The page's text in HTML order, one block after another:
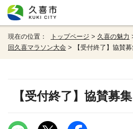
現在の位置： トップページ > 久喜の魅力
回久喜マラソン大会 > 【受付終了】協賛
【受付終了】協賛募集